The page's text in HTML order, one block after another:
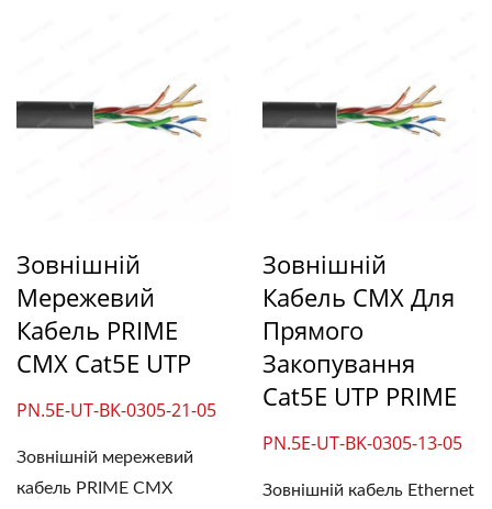
Зовнішній
Мережевий
Кабель PRIME
CMX Cat5E UTP
PN.5E-UT-BK-0305-21-05
Зовнішній мережевий
кабель PRIME CMX
Зовнішній
Кабель CMX Для
Прямого
Закопування
Cat5E UTP PRIME
PN.5E-UT-BK-0305-13-05
Зовнішній кабель Ethernet